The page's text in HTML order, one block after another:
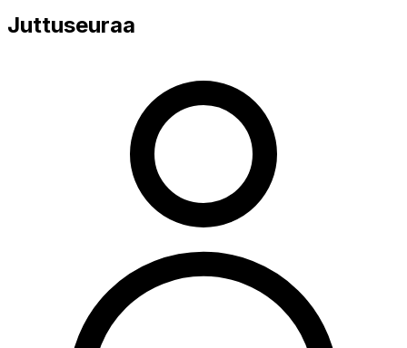
Juttuseuraa